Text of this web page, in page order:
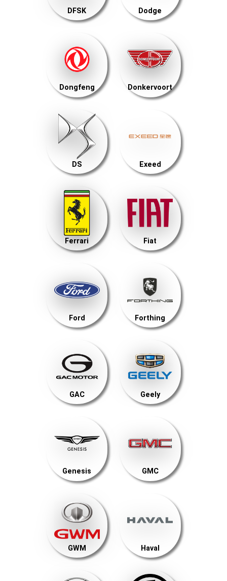
DFSK Dodge
Dongfeng Donkervoort
DS Exeed
Ferrari Fiat
Ford Forthing
GAC Geely
Genesis GMC
GWM Haval